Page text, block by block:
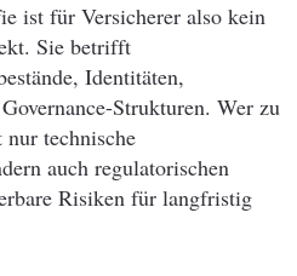
ist für Versicherer also kein
Sie betrifft
Identitäten,
Strukturen. Wer zu
technische
auch regulatorischen
Risiken für langfristig